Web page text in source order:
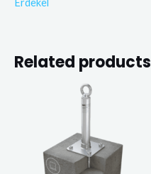
Érdekel
Related products